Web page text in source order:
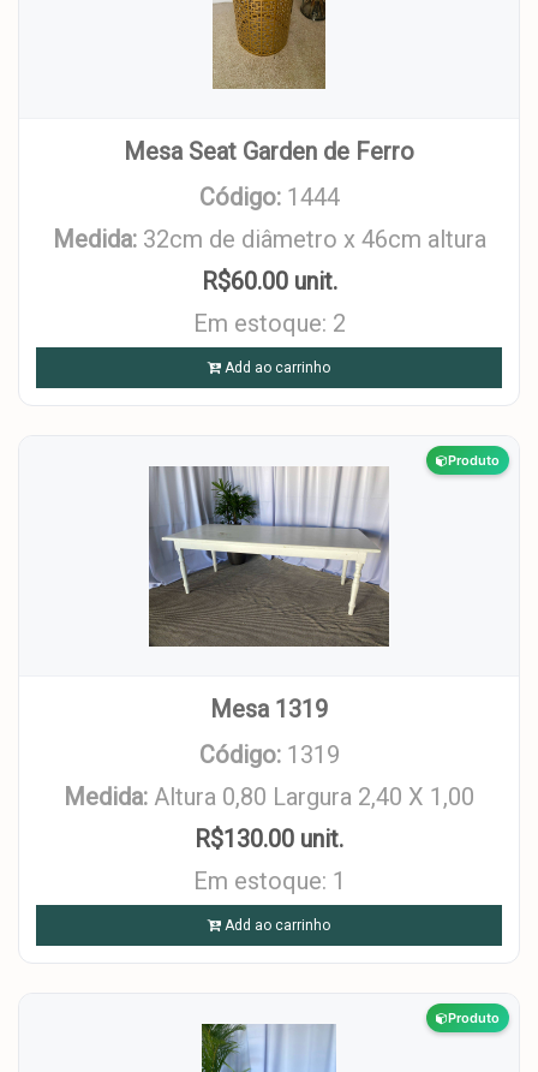
Mesa Seat Garden de Ferro
Código: 1444
Medida: 32cm de diâmetro x 46cm altura
R$60.00 unit.
Em estoque: 2
Add ao carrinho
Produto
Mesa 1319
Código: 1319
Medida: Altura 0,80 Largura 2,40 X 1,00
R$130.00 unit.
Em estoque: 1
Add ao carrinho
Produto